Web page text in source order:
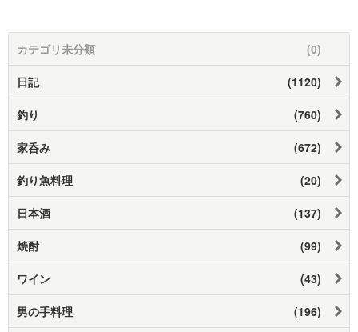
カテゴリ未分類 (0)
日記 (1120)
釣り (760)
家呑み (672)
釣り魚料理 (20)
日本酒 (137)
焼酎 (99)
ワイン (43)
男の手料理 (196)